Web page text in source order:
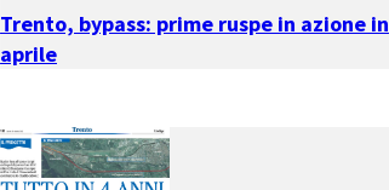
Trento, bypass: prime ruspe in azione in
aprile